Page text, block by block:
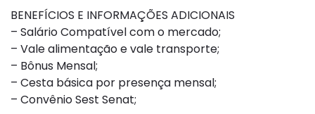
BENEFÍCIOS E INFORMAÇÕES ADICIONAIS
– Salário Compatível com o mercado;
– Vale alimentação e vale transporte;
– Bônus Mensal;
– Cesta básica por presença mensal;
– Convênio Sest Senat;